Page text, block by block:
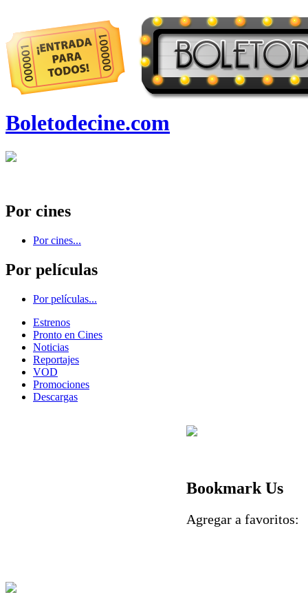
Boletodecine.com
Por cines
Por cines...
Por películas
Por películas...
Estrenos
Pronto en Cines
Noticias
Reportajes
VOD
Promociones
Descargas
Bookmark Us
Agregar a